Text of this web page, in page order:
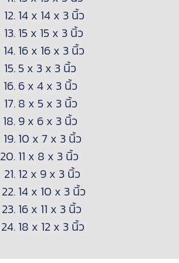
14 x 14 x 3 นิ้ว
15 x 15 x 3 นิ้ว
16 x 16 x 3 นิ้ว
5 x 3 x 3 นิ้ว
6 x 4 x 3 นิ้ว
8 x 5 x 3 นิ้ว
9 x 6 x 3 นิ้ว
10 x 7 x 3 นิ้ว
11 x 8 x 3 นิ้ว
12 x 9 x 3 นิ้ว
14 x 10 x 3 นิ้ว
16 x 11 x 3 นิ้ว
18 x 12 x 3 นิ้ว